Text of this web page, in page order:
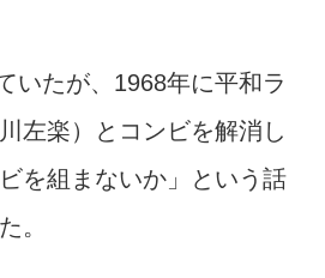
いたが、1968年に平和ラ
左楽）とコンビを解消し
を組まないか」という話
。